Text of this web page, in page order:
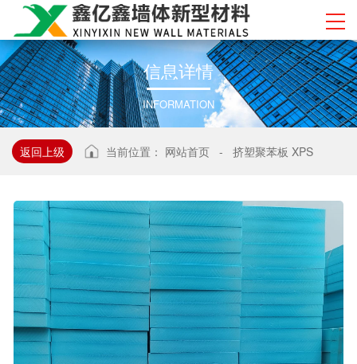
信息详情
INFORMATION
返回上级 当前位置： 网站首页 - 挤塑聚苯板 XPS